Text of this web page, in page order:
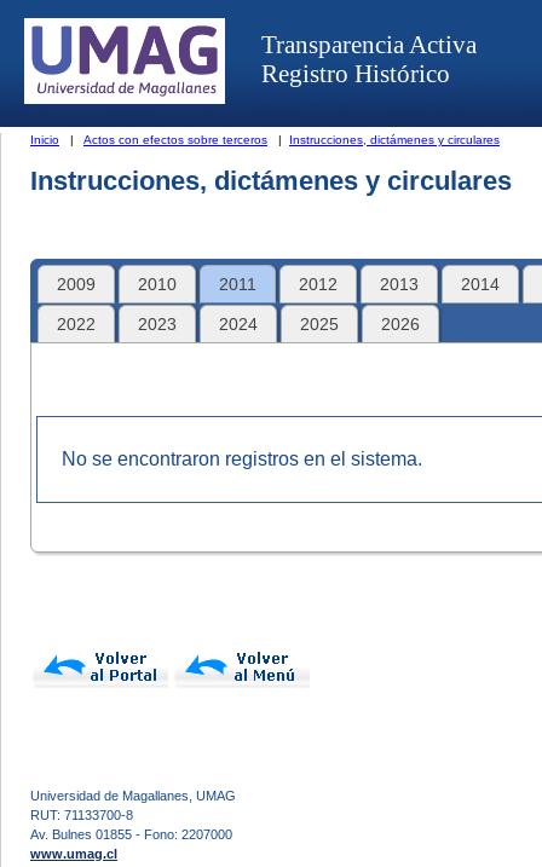
Transparencia Activa
Registro Histórico
Inicio | Actos con efectos sobre terceros | Instrucciones, dictámenes y circulares
Instrucciones, dictámenes y circulares
2009 2010 2011 2012 2013 2014
2022 2023 2024 2025 2026
No se encontraron registros en el sistema.
Universidad de Magallanes, UMAG
RUT: 71133700-8
Av. Bulnes 01855 - Fono: 2207000
www.umag.cl